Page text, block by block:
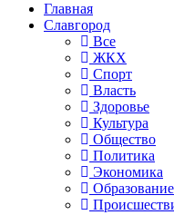
Главная
Славгород
Все
ЖКХ
Спорт
Власть
Здоровье
Культура
Общество
Политика
Экономика
Образование